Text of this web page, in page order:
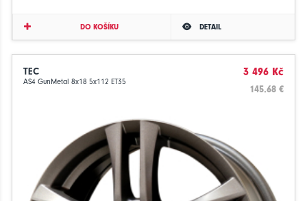
DO KOŠÍKU DETAIL
TEC
AS4 GunMetal 8x18 5x112 ET35
3 496 Kč
145.68 €